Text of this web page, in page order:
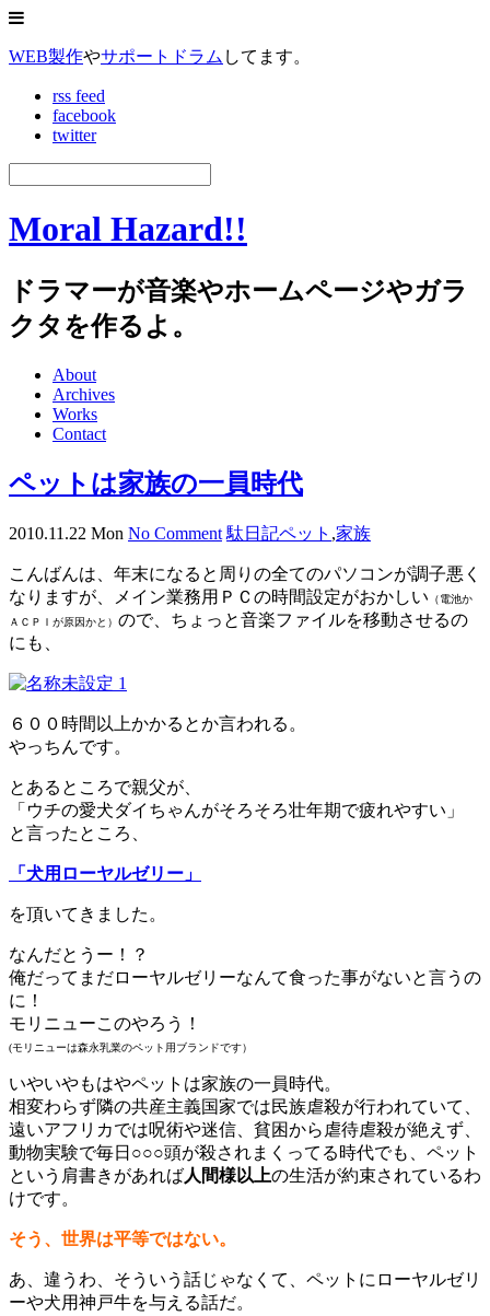
WEB製作やサポートドラム してます。
rss feed
facebook
twitter
Moral Hazard!!
ドラマーが音楽やホームページやガラ
クタを作るよ。
About
Archives
Works
Contact
ペットは家族の一員時代
2010.11.22 Mon No Comment 駄日記ペット ,家族
こんばんは、年末になると周りの全てのパソコンが調子悪く
なりますが、メイン業務用ＰＣの時間設定がおかしい （電池か
ＡＣＰＩが原因かと） ので、ちょっと音楽ファイルを移動させるの
にも、
６００時間以上かかるとか言われる。
やっちんです。
とあるところで親父が、
「ウチの愛犬ダイちゃんがそろそろ壮年期で疲れやすい」
と言ったところ、
「犬用ローヤルゼリー」
を頂いてきました。
なんだとうー！？
俺だってまだローヤルゼリーなんて食った事がないと言うの
に！
モリニューこのやろう！
(モリニューは森永乳業のペット用ブランドです）
いやいやもはやペットは家族の一員時代。
相変わらず隣の共産主義国家では民族虐殺が行われていて、
遠いアフリカでは呪術や迷信、貧困から虐待虐殺が絶えず、
動物実験で毎日○○○頭が殺されまくってる時代でも、ペット
という肩書きがあれば人間様以上の生活が約束されているわ
けです。
そう、世界は平等ではない。
あ、違うわ、そういう話じゃなくて、ペットにローヤルゼリ
ーや犬用神戸牛を与える話だ。